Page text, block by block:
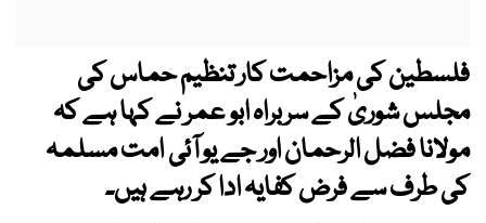
فلسطین کی مزاحمت کار تنظیم حماس کی
مجلس شوریٰ کے سربراہ ابو عمر نے کہا ہے کہ
مولانا فضل الرحمان اور جے یو آئی امت مسلمہ
کی طرف سے فرض کفایہ ادا کر رہے ہیں۔